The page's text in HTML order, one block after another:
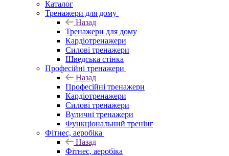
Каталог
Тренажери для дому
Назад
Тренажери для дому
Кардіотренажери
Силові тренажери
Шведська стінка
Професійні тренажери
Назад
Професійні тренажери
Кардіотренажери
Силові тренажери
Вуличні тренажери
Функціональний тренінг
Фітнес, аеробіка
Назад
Фітнес, аеробіка